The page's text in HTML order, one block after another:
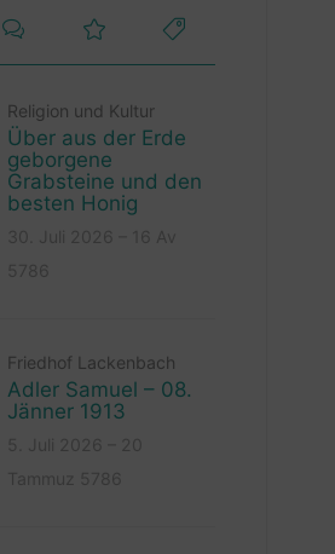
Religion und Kultur
Über aus der Erde
geborgene
Grabsteine und den
besten Honig
Friedhof Lackenbach
Adler Samuel – 08.
Jänner 1913